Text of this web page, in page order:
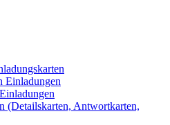
Einladungen
(Detailskarten, Antwortkarten,